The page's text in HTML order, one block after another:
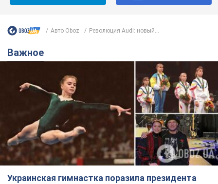
Авто Oboz Революция Audi: новый...
Важное
Украинская гимнастка поразила президента